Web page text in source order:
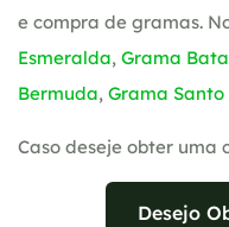
e compra de gramas.
Esmeralda, Grama
Bermuda, Grama
Caso deseje obter uma
Desejo